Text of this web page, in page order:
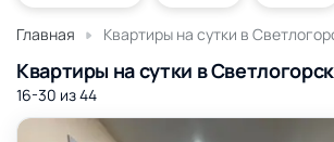
Главная Квартиры на сутки в
Квартиры на сутки в
16-30 из44